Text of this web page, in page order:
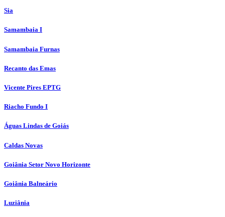
Sia
Samambaia I
Samambaia Furnas
Recanto das Emas
Vicente Pires EPTG
Riacho Fundo I
Águas Lindas de Goiás
Caldas Novas
Goiânia Setor Novo Horizonte
Goiânia Balneário
Luziânia